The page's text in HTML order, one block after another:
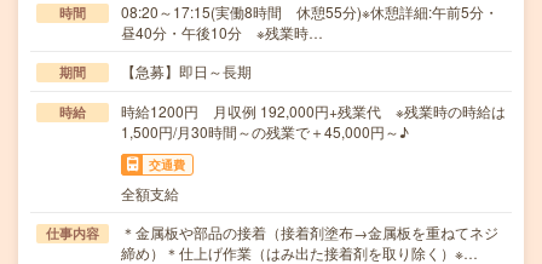
時間
08:20～17:15(実働8時間 休憩55分)※休憩詳細:午前5分・
昼40分・午後10分 ※残業時…
期間 【急募】即日～長期
時給
時給1200円 月収例 192,000円+残業代 ※残業時の時給は
1,500円/月30時間～の残業で＋45,000円～♪
交通費
全額支給
仕事内容
＊金属板や部品の接着（接着剤塗布→金属板を重ねてネジ
締め）＊仕上げ作業（はみ出た接着剤を取り除く）※…